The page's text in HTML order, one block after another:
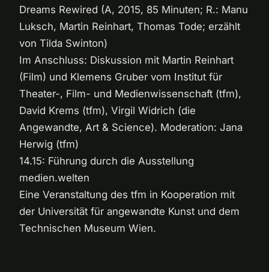
Dreams Rewired (A, 2015, 85 Minuten; R.: Manu
Luksch, Martin Reinhart, Thomas Tode; erzählt
von Tilda Swinton)
Im Anschluss: Diskussion mit Martin Reinhart
(Film) und Klemens Gruber vom Institut für
Theater-, Film- und Medienwissenschaft (tfm),
David Krems (tfm), Virgil Widrich (die
Angewandte, Art & Science). Moderation: Jana
Herwig (tfm)
14.15: Führung durch die Ausstellung
medien.welten
Eine Veranstaltung des tfm in Kooperation mit
der Universität für angewandte Kunst und dem
Technischen Museum Wien.